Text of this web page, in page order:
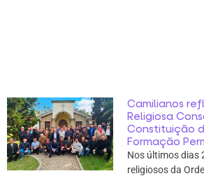
Camilianos
Religiosa
Constituição
Formação
Nos últimos dias
religiosos da